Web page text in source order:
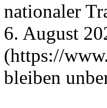
nationaler
6. August
(https://
bleiben